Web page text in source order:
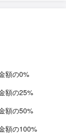
額の0%
額の25%
額の50%
額の100%